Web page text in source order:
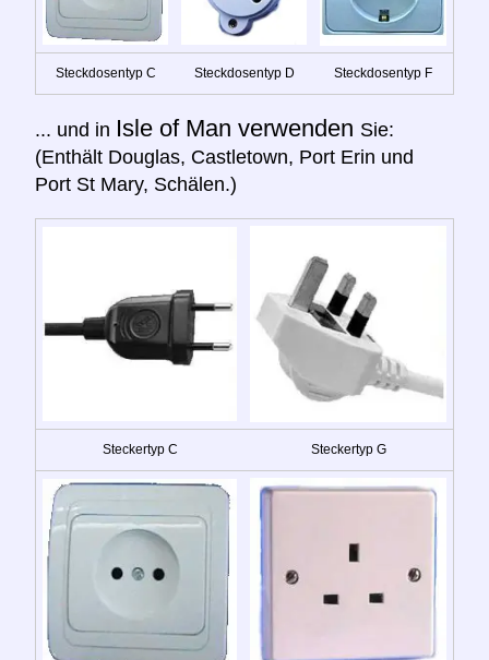
Steckdosentyp C Steckdosentyp D Steckdosentyp F
... und in Isle of Man verwenden Sie:
(Enthält Douglas, Castletown, Port Erin und
Port St Mary, Schälen.)
Steckertyp C Steckertyp G